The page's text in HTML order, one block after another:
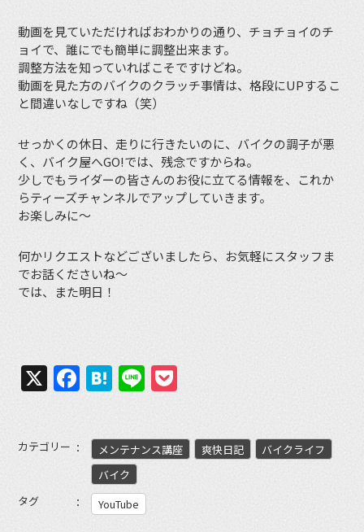
動画を見ていただければおわかりの通り、チョチョイのチ
ョイで、誰にでも簡単に調整出来ます。
調整方法を知っていればこそですけどね。
動画を見た方のバイクのクラッチ事情は、格段にUPするこ
と間違いなしですね（笑）
せっかくの休日、走りに行きたいのに、バイクの調子が悪
く、バイク屋へGO!では、残念ですからね。
少しでもライダーの皆さんのお役に立てる情報を、これか
らティーズチャンネルでアップしていきます。
お楽しみに〜
何かリクエストなどございましたら、お気軽にスタッフま
でお話くださいね〜
では、また明日！
X Facebook
Hatena
Line
カテゴリー メンテナンス講座 爽快日記
バイクライフ
バイク
タグ
YouTube